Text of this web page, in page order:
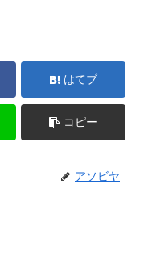
はてブ
コピー
アソビヤ